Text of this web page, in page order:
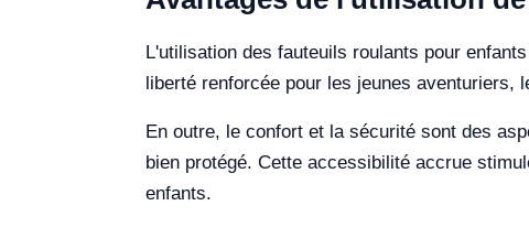
L'utilisation des fauteuils roulants pour
liberté renforcée pour les jeunes aventuriers,
En outre, le confort et la sécurité sont des
bien protégé. Cette accessibilité accrue
enfants.